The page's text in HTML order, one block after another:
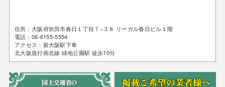
住所：大阪府吹田市春日１丁目７−３８ リーガル春日ビル１階
電話：06-6155-5554
アクセス：新大阪駅下車
北大阪急行南北線 緑地公園駅 徒歩10分